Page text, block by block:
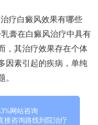
疗白癜风效果有哪些
膏在白癜风治疗中具有
，其治疗效果存在个体
因素引起的疾病，单纯
。
网站咨询
接咨询路线到院治疗